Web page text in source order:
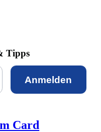
Tipps
Anmelden
Card